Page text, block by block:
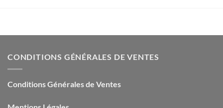
CONDITIONS GÉNÉRALES DE VENTES
Conditions Générales de Ventes